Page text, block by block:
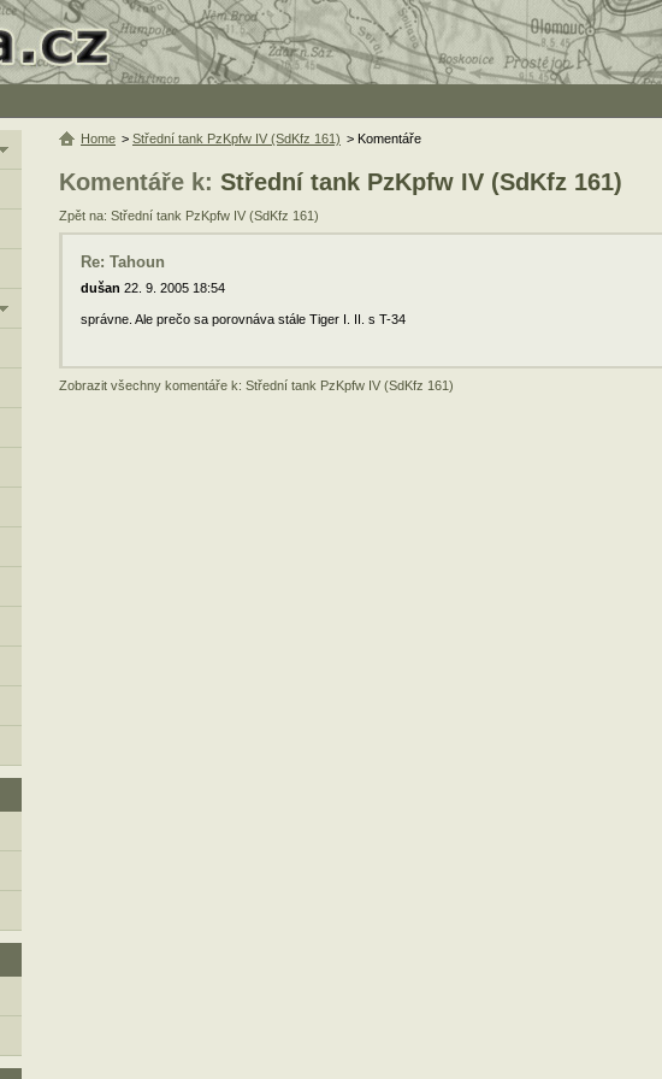
Komentáře k: Střední tank PzKpfw IV (SdKfz 161)
Zpět na: Střední tank PzKpfw IV (SdKfz 161)
Re: Tahoun
dušan 22. 9. 2005 18:54
správne. Ale prečo sa porovnáva stále Tiger I. II. s T-34
Zobrazit všechny komentáře k: Střední tank PzKpfw IV (SdKfz 161)
Home > Střední tank PzKpfw IV (SdKfz 161) > Komentáře